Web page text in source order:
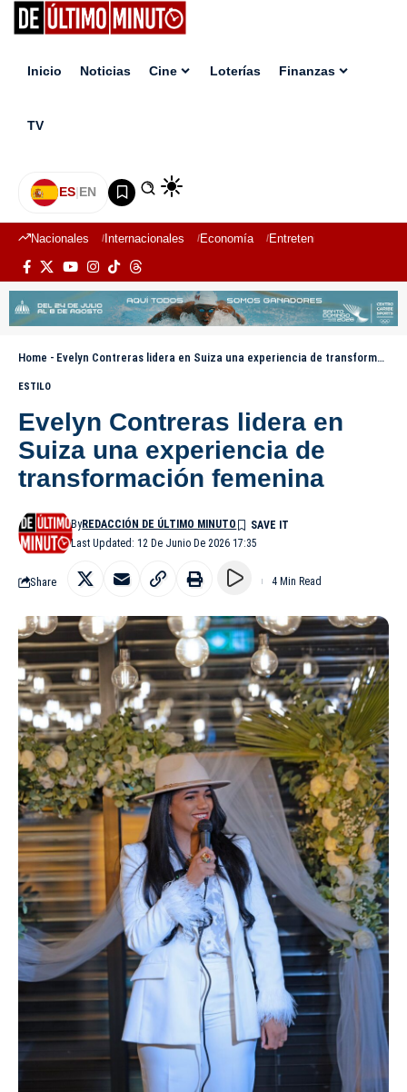
Inicio Noticias Cine Loterías Finanzas
TV
ES|EN
Nacionales Internacionales Economía Entretenimiento
Home - Evelyn Contreras lidera en Suiza una experiencia de transformación femenina
ESTILO
Evelyn Contreras lidera en
Suiza una experiencia de
transformación femenina
Last Updated: 12 De Junio De 2026 17:35
ByREDACCIÓN DE ÚLTIMO MINUTO
Share 4 Min Read